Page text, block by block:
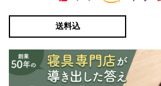
送料込